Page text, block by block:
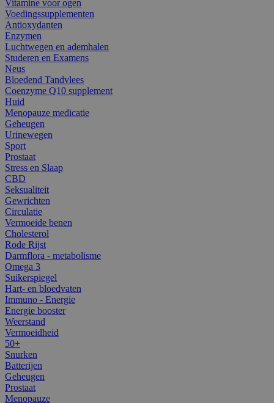
Vitamine voor ogen
Voedingssupplementen
Antioxydanten
Enzymen
Luchtwegen en ademhalen
Studeren en Examens
Neus
Bloedend Tandvlees
Coenzyme Q10 supplement
Huid
Menopauze medicatie
Geheugen
Urinewegen
Sport
Prostaat
Stress en Slaap
CBD
Seksualiteit
Gewrichten
Circulatie
Vermoeide benen
Cholesterol
Rode Rijst
Darmflora - metabolisme
Omega 3
Suikerspiegel
Hart- en bloedvaten
Immuno - Energie
Energie booster
Weerstand
Vermoeidheid
50+
Snurken
Batterijen
Geheugen
Prostaat
Menopauze